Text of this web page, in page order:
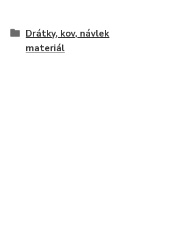
Drátky, kov, návlek
materiál